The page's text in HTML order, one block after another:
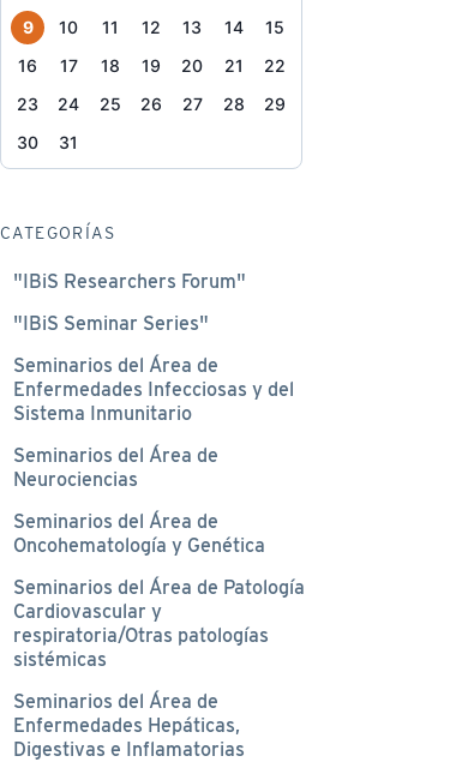
9
10 11 12 13 14
15
16
17 18 19 20 21
22
23
24 25 26 27 28
29
30
31
CATEGORÍAS
"IBiS Researchers Forum"
"IBiS Seminar Series"
Seminarios del Área de
Enfermedades Infecciosas y del
Sistema Inmunitario
Seminarios del Área de
Neurociencias
Seminarios del Área de
Oncohematología y Genética
Seminarios del Área de Patología
Cardiovascular y
respiratoria/Otras patologías
sistémicas
Seminarios del Área de
Enfermedades Hepáticas,
Digestivas e Inflamatorias